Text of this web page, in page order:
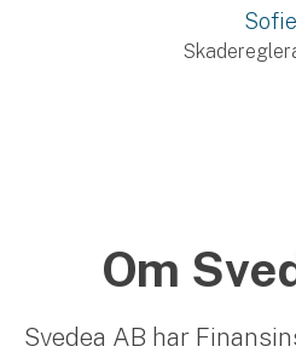
Sofie
Om
Svedea AB har